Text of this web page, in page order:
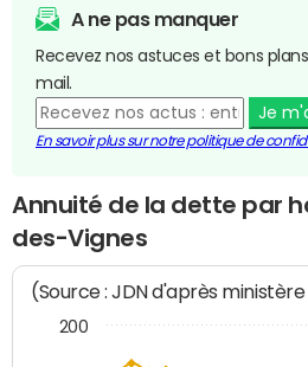
A ne pas manquer
Recevez nos astuces et bons
mail.
Je
En savoir plus sur notre politique de
Annuité de la dette par
des-Vignes
(Source : JDN d'après
200